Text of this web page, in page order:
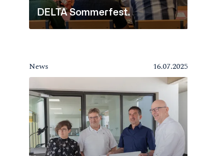
DELTA Sommerfest.
News 16.07.2025